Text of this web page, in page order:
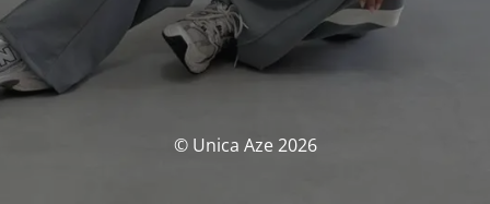
© Unica Aze 2026